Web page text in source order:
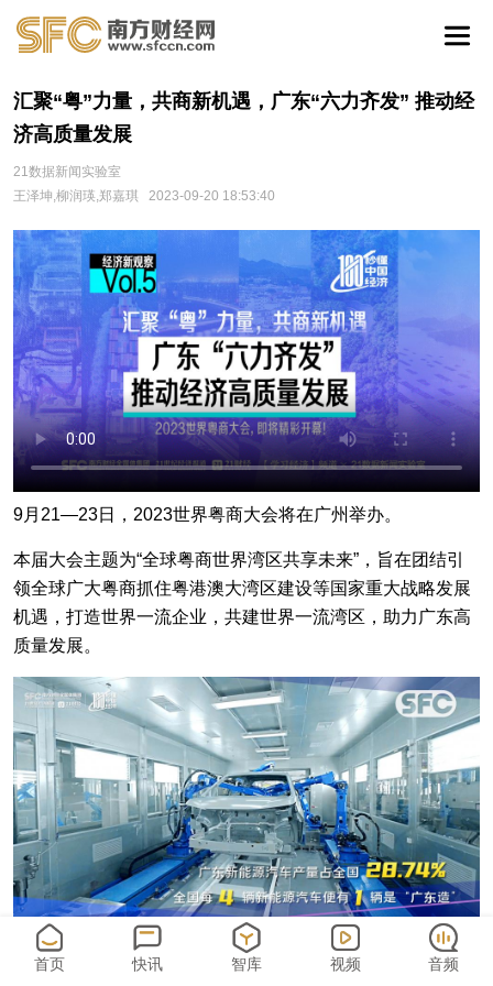
汇聚“粤”力量，共商新机遇，广东“六力齐发” 推动经
济高质量发展
21数据新闻实验室
王泽坤,柳润瑛,郑嘉琪
2023-09-20 18:53:40
9月21—23日，2023世界粤商大会将在广州举办。
本届大会主题为“全球粤商世界湾区共享未来”，旨在团结引
领全球广大粤商抓住粤港澳大湾区建设等国家重大战略发展
机遇，打造世界一流企业，共建世界一流湾区，助力广东高
质量发展。
首页 快讯 智库 视频 音频